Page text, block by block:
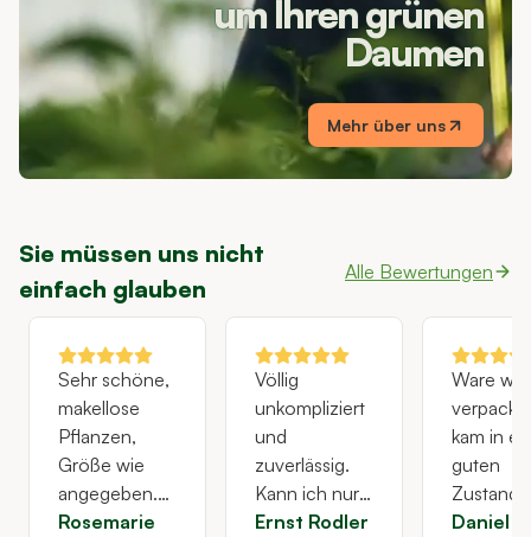
um Ihren grünen
Daumen
Mehr über uns
Sie müssen uns nicht
einfach glauben
Alle Bewertungen
Sehr schöne,
makellose
Pflanzen,
Größe wie
angegeben.
Vielen Dank!
Rosemarie
Völlig
unkompliziert
und
zuverlässig.
Kann ich nur
weiter
Ernst Rodler
Ware
verpackt
kam in
guten
Zustand
leider
Daniel